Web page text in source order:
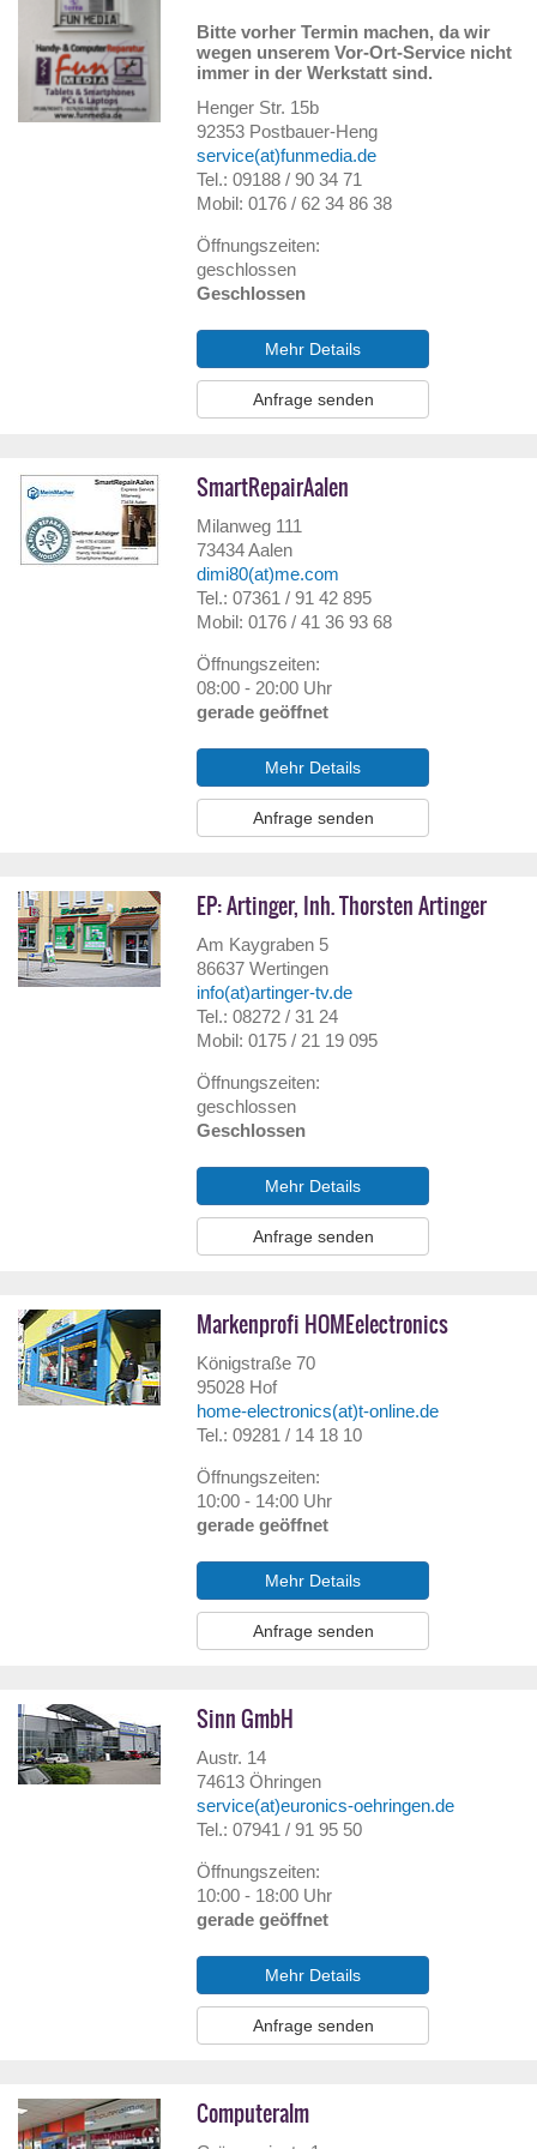
Bitte vorher Termin machen, da wir
wegen unserem Vor-Ort-Service nicht
immer in der Werkstatt sind.
Henger Str. 15b
92353 Postbauer-Heng
service(at)funmedia.de
Tel.: 09188 / 90 34 71
Mobil: 0176 / 62 34 86 38
Öffnungszeiten:
geschlossen
Geschlossen
Mehr Details
Anfrage senden
SmartRepairAalen
Milanweg 111
73434Aalen
dimi80(at)me.com
Tel.: 07361 / 91 42 895
Mobil: 0176 / 41 36 93 68
Öffnungszeiten:
08:00 - 20:00 Uhr
gerade geöffnet
Mehr Details
Anfrage senden
EP: Artinger, Inh. Thorsten Artinger
Am Kaygraben 5
86637 Wertingen
info(at)artinger-tv.de
Tel.: 08272 / 31 24
Mobil: 0175 / 21 19 095
Öffnungszeiten:
geschlossen
Geschlossen
Mehr Details
Anfrage senden
Markenprofi HOMEelectronics
Königstraße 70
95028 Hof
home-electronics(at)t-online.de
Tel.: 09281 / 14 18 10
Öffnungszeiten:
10:00 - 14:00 Uhr
gerade geöffnet
Mehr Details
Anfrage senden
Sinn GmbH
Austr. 14
74613 Öhringen
service(at)euronics-oehringen.de
Tel.: 07941 / 91 95 50
Öffnungszeiten:
10:00 - 18:00 Uhr
gerade geöffnet
Mehr Details
Anfrage senden
Computeralm